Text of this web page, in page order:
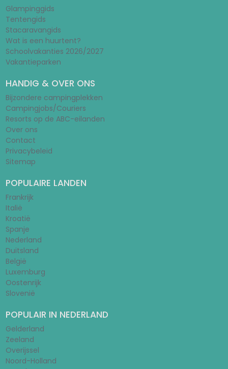
Glampinggids
Tentengids
Stacaravangids
Wat is een huurtent?
Schoolvakanties 2026/2027
Vakantieparken
HANDIG & OVER ONS
Bijzondere campingplekken
Campingjobs/Couriers
Resorts op de ABC-eilanden
Over ons
Contact
Privacybeleid
Sitemap
POPULAIRE LANDEN
Frankrijk
Italië
Kroatië
Spanje
Nederland
Duitsland
België
Luxemburg
Oostenrijk
Slovenië
POPULAIR IN NEDERLAND
Gelderland
Zeeland
Overijssel
Noord-Holland